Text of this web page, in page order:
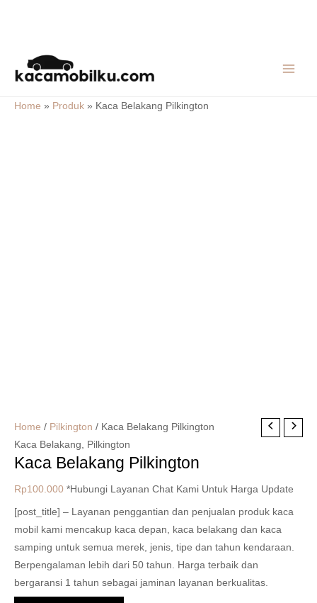
content
Home » Produk » Kaca Belakang Pilkington
Home / Pilkington / Kaca Belakang Pilkington
Kaca Belakang, Pilkington
Kaca Belakang Pilkington
Rp100.000 *Hubungi Layanan Chat Kami Untuk Harga Update
[post_title] – Layanan penggantian dan penjualan produk kaca
mobil kami mencakup kaca depan, kaca belakang dan kaca
samping untuk semua merek, jenis, tipe dan tahun kendaraan.
Berpengalaman lebih dari 50 tahun. Harga terbaik dan
bergaransi 1 tahun sebagai jaminan layanan berkualitas.